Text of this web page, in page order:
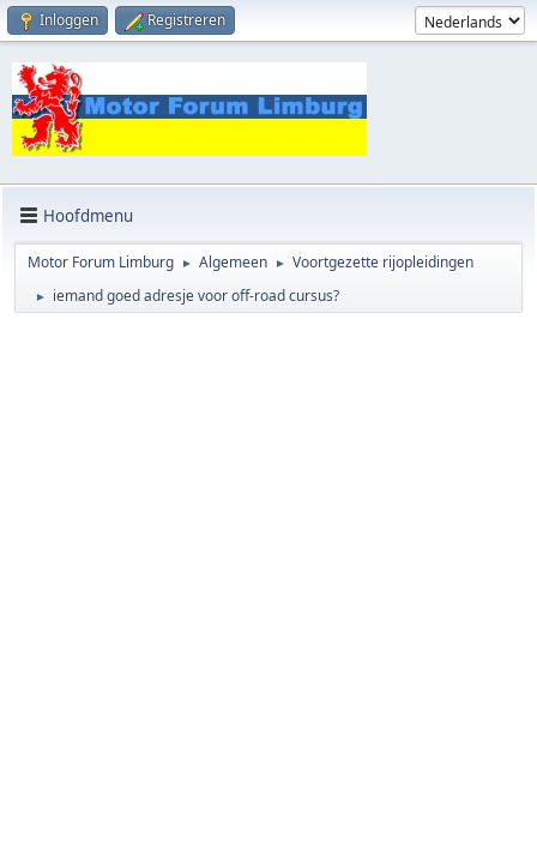
Inloggen Registreren
Hoofdmenu
Motor Forum Limburg ► Algemeen ► Voortgezette rijopleidingen
► iemand goed adresje voor off-road cursus?